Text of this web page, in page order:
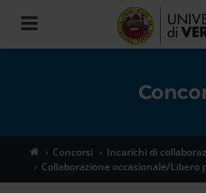
Toggle
navigation
Concorsi
Incarichi di
Collaborazione occasionale/Libero